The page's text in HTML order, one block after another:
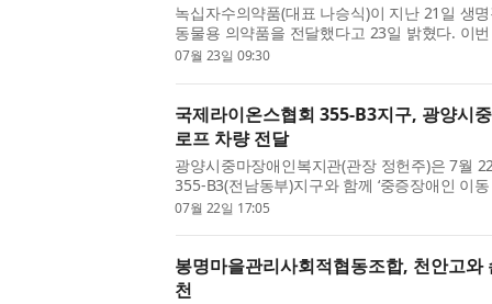
녹십자수의약품(대표 나승식)이 지난 21일 생
동물용 의약품을 전달했다고 23일 밝혔다. 이
일부터 10일까지 충청남도 홍성군 결성면에서
07월 23일 09:30
국제라이온스협회 355-B3지구, 광양시
로프 차량 전달
광양시중마장애인복지관(관장 정헌주)은 7월
355-B3(전남동부)지구와 함께 ‘중증장애인 이
량 전달식’을 개최했다. 이날 전달식에는 국제
07월 22일 17:05
봉명마을관리사회적협동조합, 천안고와
천